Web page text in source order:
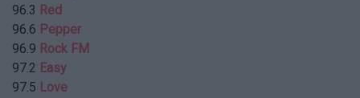
96.3 Red
96.6 Pepper
96.9 Rock FM
97.2 Easy
97.5 Love